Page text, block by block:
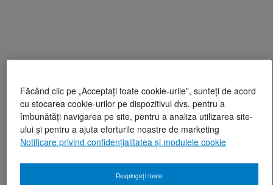
Făcând clic pe „Acceptați toate cookie-urile”, sunteți de acord
cu stocarea cookie-urilor pe dispozitivul dvs. pentru a
îmbunătăți navigarea pe site, pentru a analiza utilizarea site-
ului și pentru a ajuta eforturile noastre de marketing
Notificare privind confidențialitatea și modulele cookie
Respingeți toate